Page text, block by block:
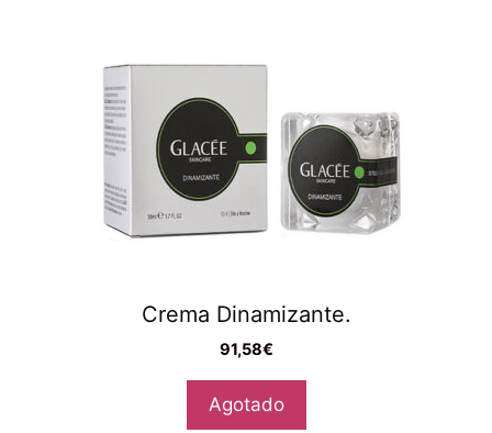
Crema Dinamizante.
91,58€
Agotado